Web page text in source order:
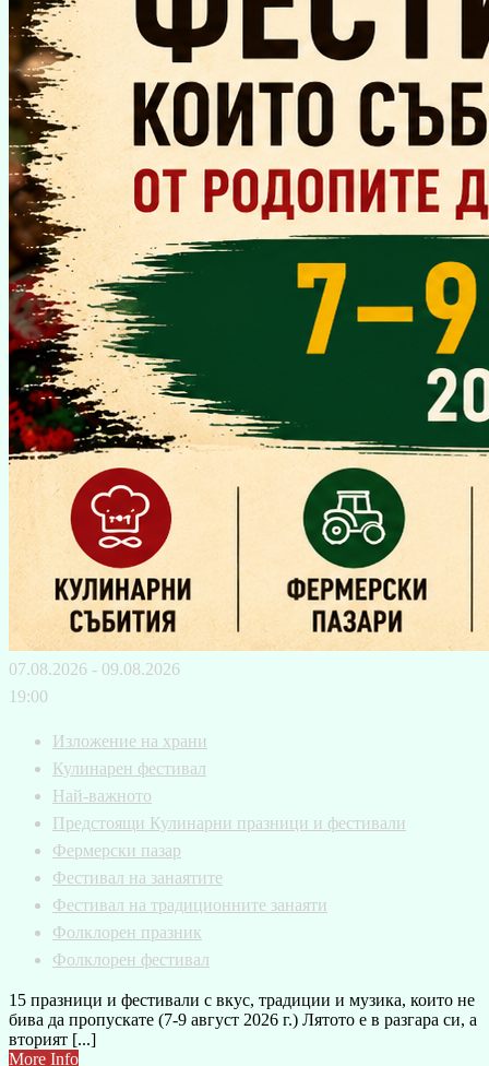
07.08.2026 - 09.08.2026
19:00
Изложение на храни
Кулинарен фестивал
Най-важното
Предстоящи Кулинарни празници и фестивали
Фермерски пазар
Фестивал на занаятите
Фестивал на традиционните занаяти
Фолклорен празник
Фолклорен фестивал
15 празници и фестивали с вкус, традиции и музика, които не
бива да пропускате (7-9 август 2026 г.) Лятото е в разгара си, а
вторият [...]
More Info